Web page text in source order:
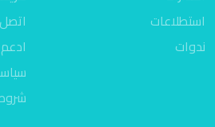
استطلاعات
ندوات